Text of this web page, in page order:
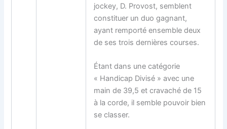
jockey, D. Provost, semblent
constituer un duo gagnant,
ayant remporté ensemble deux
de ses trois dernières courses.
Étant dans une catégorie
« Handicap Divisé » avec une
main de 39,5 et cravaché de 15
à la corde, il semble pouvoir bien
se classer.